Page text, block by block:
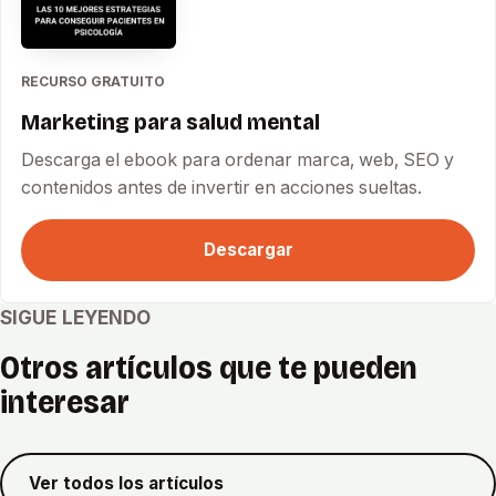
RECURSO GRATUITO
Marketing para salud mental
Descarga el ebook para ordenar marca, web, SEO y
contenidos antes de invertir en acciones sueltas.
Descargar
SIGUE LEYENDO
Otros artículos que te pueden
interesar
Ver todos los artículos